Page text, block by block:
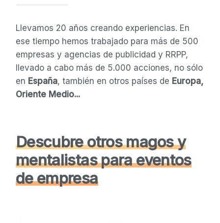
Llevamos 20 años creando experiencias. En
ese tiempo hemos trabajado para más de 500
empresas y agencias de publicidad y RRPP,
llevado a cabo más de 5.000 acciones, no sólo
en España, también en otros países de Europa,
Oriente Medio...
Descubre otros magos y
mentalistas para eventos
de empresa